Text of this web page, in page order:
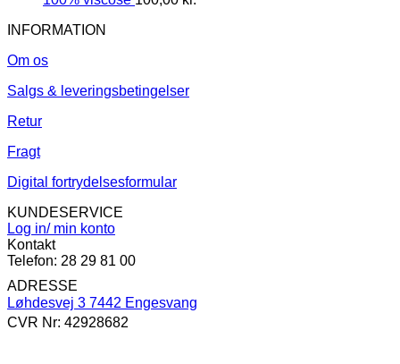
INFORMATION
Om os
Salgs & leveringsbetingelser
Retur
Fragt
Digital fortrydelsesformular
KUNDESERVICE
Log in/ min konto
Kontakt
Telefon: 28 29 81 00
ADRESSE
Løhdesvej 3 7442 Engesvang
CVR Nr: 42928682